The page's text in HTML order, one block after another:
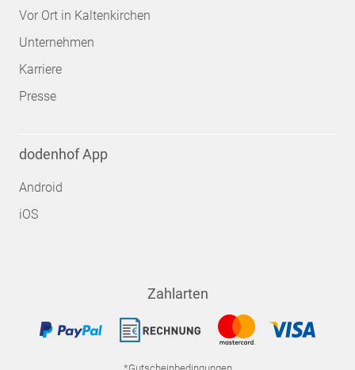
Vor Ort in Kaltenkirchen
Unternehmen
Karriere
Presse
dodenhof App
Android
iOS
Zahlarten